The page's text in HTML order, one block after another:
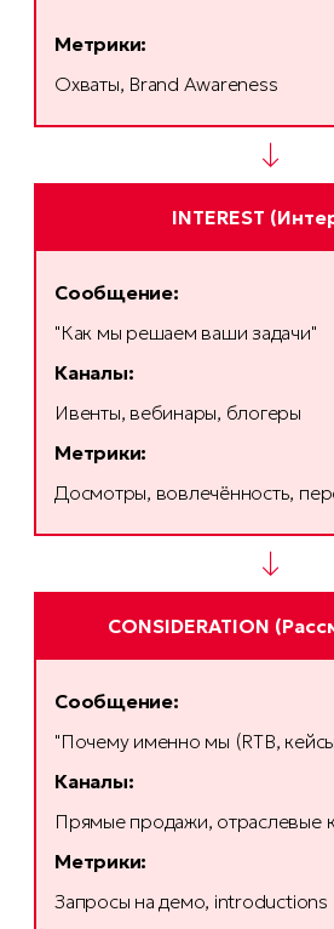
Метрики:
Охваты, Brand Awareness
↓
INTEREST
Сообщение:
"Как мы решаем ваши задачи"
Каналы:
Ивенты, вебинары, блогеры
Метрики:
Досмотры, вовлечённость,
↓
CONSIDERATION
Сообщение:
"Почему именно мы (RTB,
Каналы:
Прямые продажи, отраслевые
Метрики:
Запросы на демо, introductions